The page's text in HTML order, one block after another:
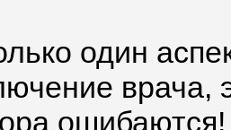
один аспект.
врача,